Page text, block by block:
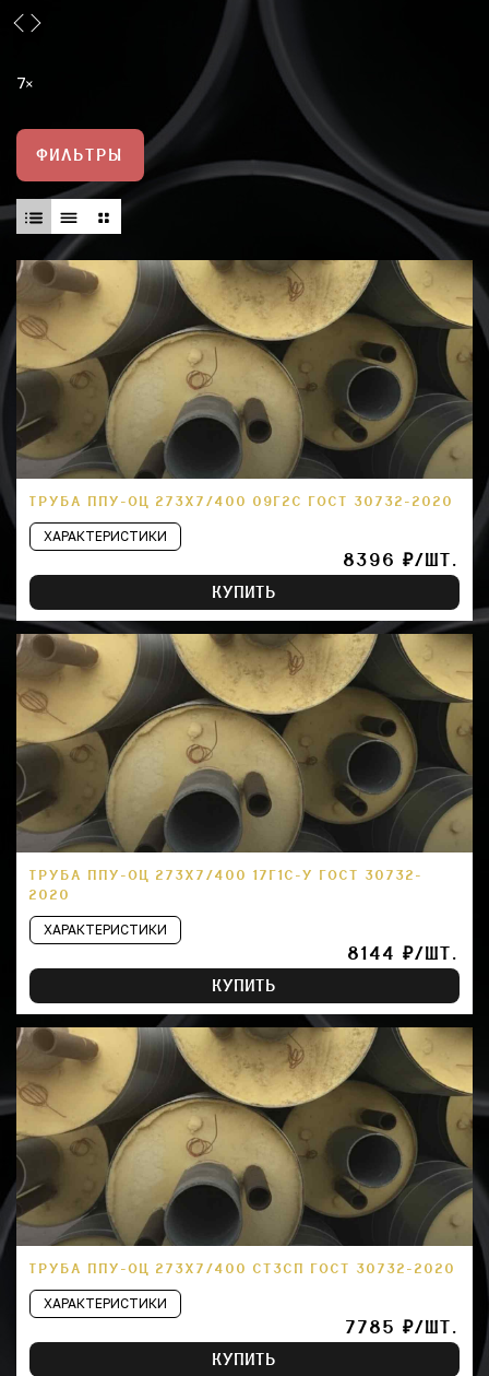
7
ФИЛЬТРЫ
ТРУБА ППУ-ОЦ 273Х7/400 09Г2С ГОСТ 30732-2020
ХАРАКТЕРИСТИКИ
8396 ₽/ШТ.
КУПИТЬ
ТРУБА ППУ-ОЦ 273Х7/400 17Г1С-У ГОСТ 30732-
2020
ХАРАКТЕРИСТИКИ
8144 ₽/ШТ.
КУПИТЬ
ТРУБА ППУ-ОЦ 273Х7/400 СТ3СП ГОСТ 30732-2020
ХАРАКТЕРИСТИКИ
7785 ₽/ШТ.
КУПИТЬ